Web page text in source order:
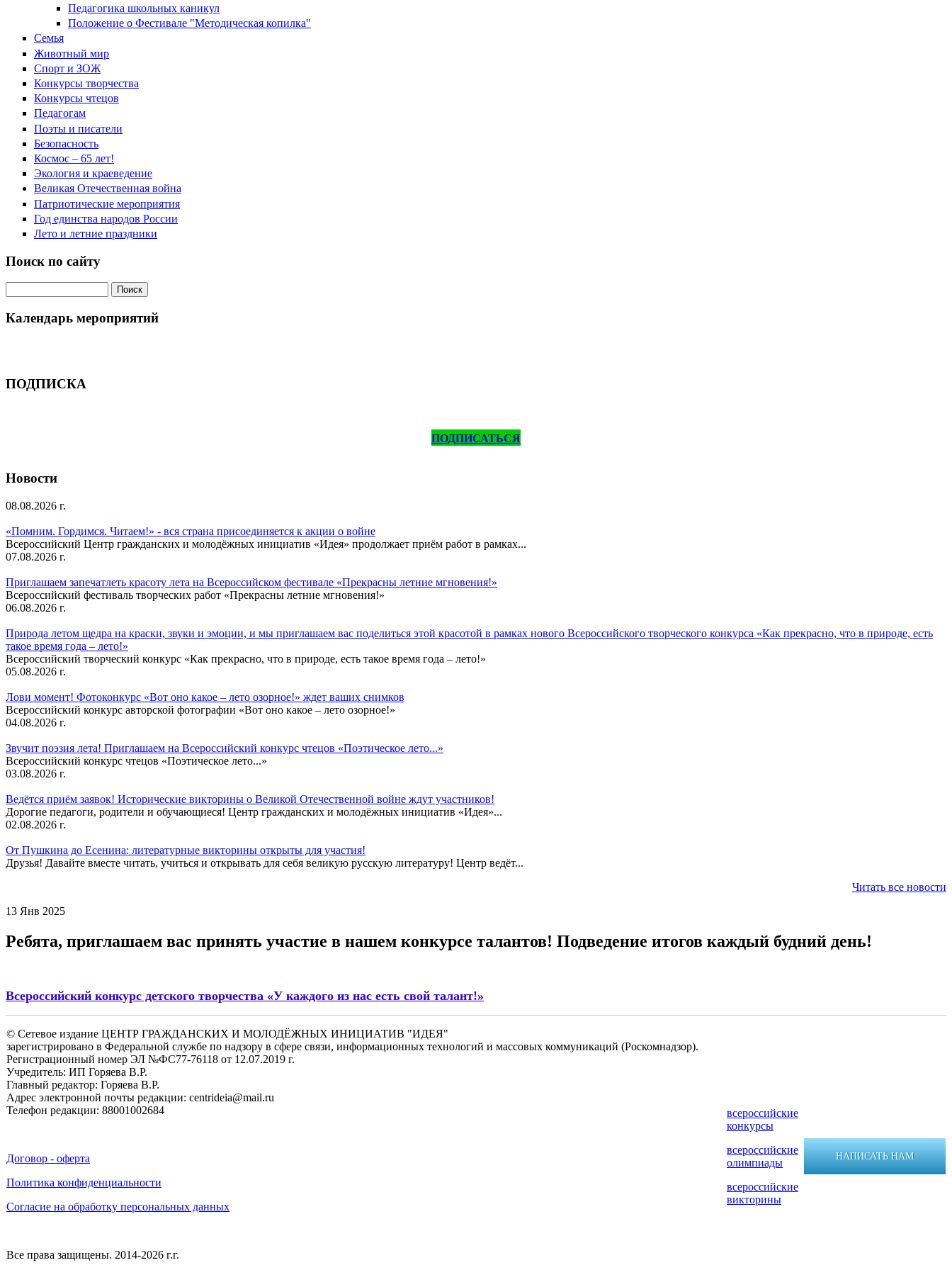
Педагогика школьных каникул
Положение о Фестивале "Методическая копилка"
Семья
Животный мир
Спорт и ЗОЖ
Конкурсы творчества
Конкурсы чтецов
Педагогам
Поэты и писатели
Безопасность
Космос – 65 лет!
Экология и краеведение
Великая Отечественная война
Патриотические мероприятия
Год единства народов России
Лето и летние праздники
Поиск по сайту
Календарь мероприятий
ПОДПИСКА
ПОДПИСАТЬСЯ
Новости
08.08.2026 г.
«Помним. Гордимся. Читаем!» - вся страна присоединяется к акции о войне
Всероссийский Центр гражданских и молодёжных инициатив «Идея» продолжает приём работ в рамках...
07.08.2026 г.
Приглашаем запечатлеть красоту лета на Всероссийском фестивале «Прекрасны летние мгновения!»
Всероссийский фестиваль творческих работ «Прекрасны летние мгновения!»
06.08.2026 г.
Природа летом щедра на краски, звуки и эмоции, и мы приглашаем вас поделиться этой красотой в рамках нового Всероссийского творческого конкурса «Как прекрасно, что в природе, есть
такое время года – лето!»
Всероссийский творческий конкурс «Как прекрасно, что в природе, есть такое время года – лето!»
05.08.2026 г.
Лови момент! Фотоконкурс «Вот оно какое – лето озорное!» ждет ваших снимков
Всероссийский конкурс авторской фотографии «Вот оно какое – лето озорное!»
04.08.2026 г.
Звучит поэзия лета! Приглашаем на Всероссийский конкурс чтецов «Поэтическое лето...»
Всероссийский конкурс чтецов «Поэтическое лето...»
03.08.2026 г.
Ведётся приём заявок! Исторические викторины о Великой Отечественной войне ждут участников!
Дорогие педагоги, родители и обучающиеся! Центр гражданских и молодёжных инициатив «Идея»...
02.08.2026 г.
От Пушкина до Есенина: литературные викторины открыты для участия!
Друзья! Давайте вместе читать, учиться и открывать для себя великую русскую литературу! Центр ведёт...
Читать все новости
13 Янв 2025
Ребята, приглашаем вас принять участие в нашем конкурсе талантов! Подведение итогов каждый будний день!
Всероссийский конкурс детского творчества «У каждого из нас есть свой талант!»
© Сетевое издание ЦЕНТР ГРАЖДАНСКИХ И МОЛОДЁЖНЫХ ИНИЦИАТИВ "ИДЕЯ"
зарегистрировано в Федеральной службе по надзору в сфере связи, информационных технологий и массовых коммуникаций (Роскомнадзор).
Регистрационный номер ЭЛ №ФС77-76118 от 12.07.2019 г.
Учредитель: ИП Горяева В.Р.
Главный редактор: Горяева В.Р.
Адрес электронной почты редакции: centrideia@mail.ru
Телефон редакции: 88001002684
Договор - оферта
Политика конфиденциальности
Согласие на обработку персональных данных
Все права защищены. 2014-2026 г.г.
всероссийские
конкурсы
всероссийские
олимпиады
всероссийские
викторины
НАПИСАТЬ НАМ